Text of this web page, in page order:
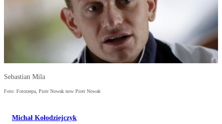
Sebastian Mila
Foto: Fotorzepa, Piotr Nowak now Piotr Nowak
Michał Kołodziejczyk